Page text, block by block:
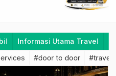
Informasi Utama Travel
#door to door #travel